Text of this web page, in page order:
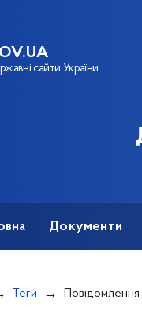
сайти України
Документи
Теги Повідомлення про